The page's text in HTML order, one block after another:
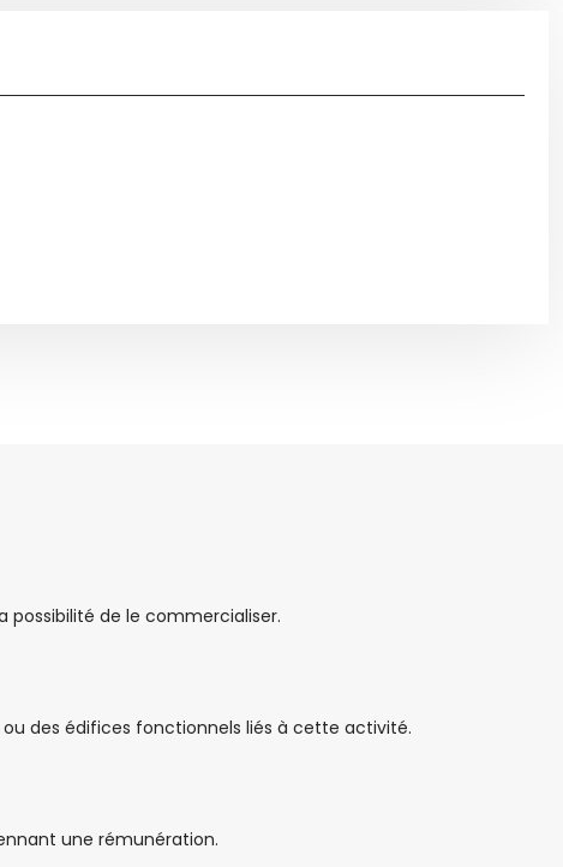
possibilité de le commercialiser.
des édifices fonctionnels liés à cette activité.
une rémunération.